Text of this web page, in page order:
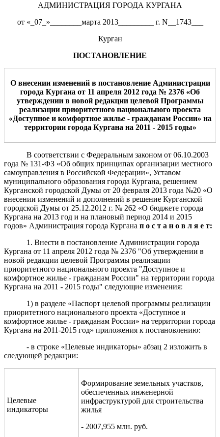
АДМИНИСТРАЦИЯ ГОРОДА КУРГАНА
от «_07_»________марта 2013_________ г. N__1743___
Курган
ПОСТАНОВЛЕНИЕ
О внесении изменений в постановление Администрации
города Кургана от 11 апреля 2012 года № 2376 «Об
утверждении в новой редакции целевой Программы
реализации приоритетного национального проекта
«Доступное и комфортное жилье - гражданам России» на
территории города Кургана на 2011 - 2015 годы»
В соответствии с Федеральным законом от 06.10.2003
года № 131-ФЗ «Об общих принципах организации местного
самоуправления в Российской Федерации», Уставом
муниципального образования города Кургана, решением
Курганской городской Думы от 20 февраля 2013 года №20 «О
внесении изменений и дополнений в решение Курганской
городской Думы от 25.12.2012 г. № 262 «О бюджете города
Кургана на 2013 год и на плановый период 2014 и 2015
годов» Администрация города Кургана п о с т а н о в л я е т:
1. Внести в постановление Администрации города
Кургана от 11 апреля 2012 года № 2376 "Об утверждении в
новой редакции целевой Программы реализации
приоритетного национального проекта "Доступное и
комфортное жилье - гражданам России" на территории города
Кургана на 2011 - 2015 годы" следующие изменения:
1) в разделе «Паспорт целевой программы реализации
приоритетного национального проекта «Доступное и
комфортное жилье - гражданам России» на территории города
Кургана на 2011-2015 год» приложения к постановлению:
- в строке «Целевые индикаторы» абзац 2 изложить в
следующей редакции:
Целевые
индикаторы
Формирование земельных участков,
обеспеченных инженерной
инфраструктурой для строительства
жилья
- 2007,955 млн. руб.